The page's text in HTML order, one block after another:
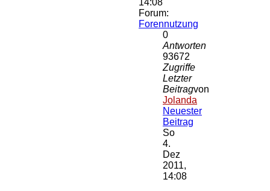
14:08
Forum:
Forennutzung
0
Antworten
93672
Zugriffe
Letzter
Beitragvon
Jolanda
Neuester
Beitrag
So
4.
Dez
2011,
14:08